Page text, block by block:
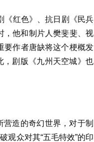
《红色》、抗日剧《民兵
，他和制片人樊斐斐、视
要作者唐缺将这个梗概发
，剧版《九州天空城》也
营造的奇幻世界，对于制
观众对其“五毛特效”的印